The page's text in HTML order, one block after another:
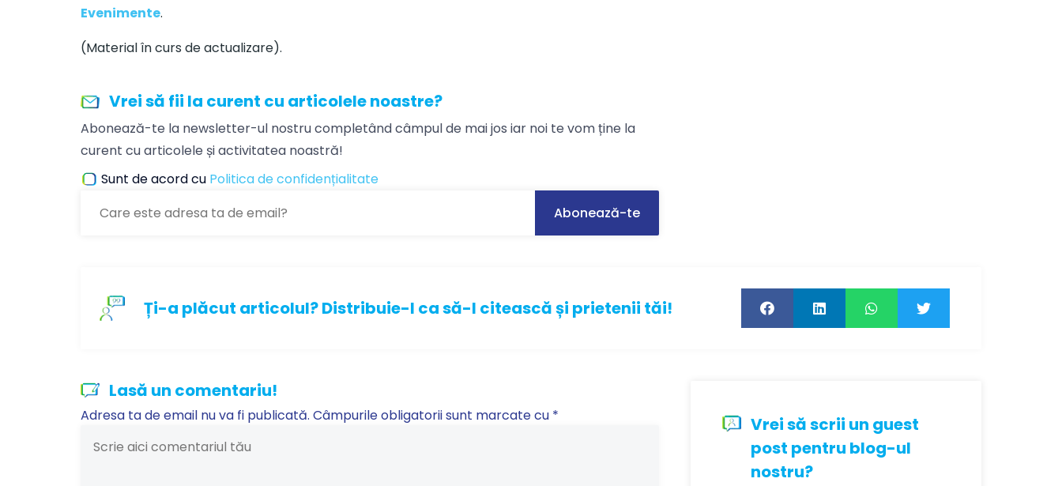
Evenimente.
(Material în curs de actualizare).
Vrei să fii la curent cu articolele noastre?
Abonează-te la newsletter-ul nostru completând câmpul de mai jos iar noi te vom ține la
curent cu articolele și activitatea noastră!
Sunt de acord cu Politica de confidențialitate
Ți-a plăcut articolul? Distribuie-l ca să-l citească și prietenii tăi!
Lasă un comentariu!
Adresa ta de email nu va fi publicată. Câmpurile obligatorii sunt marcate cu *
Vrei să scrii un guest
post pentru blog-ul
nostru?